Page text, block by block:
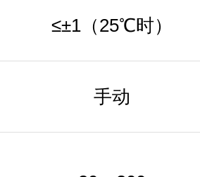
≤±1（25℃时）
手动